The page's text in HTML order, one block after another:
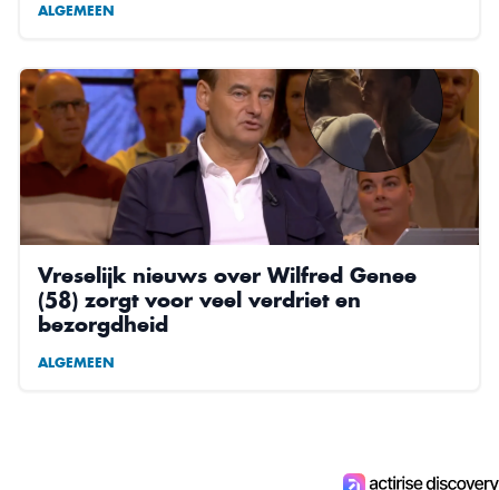
ALGEMEEN
Vreselijk nieuws over Wilfred Genee
(58) zorgt voor veel verdriet en
bezorgdheid
ALGEMEEN